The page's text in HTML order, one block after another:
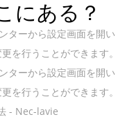
にある？
ターから設定画面を開い
を行うことができます。
ターから設定画面を開い
を行うことができます。
- Nec-lavie